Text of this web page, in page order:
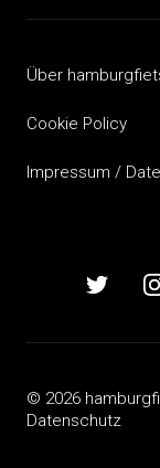
Über
Cookie Policy
Impressum /
hamburgfiets
auf
© 2026
Datenschutz